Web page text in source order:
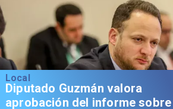
Local
Diputado Guzmán valora
aprobación del informe sobre